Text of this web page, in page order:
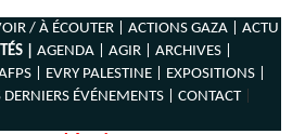
/ À ÉCOUTER | ACTIONS GAZA |
ACTU
| AGENDA | AGIR |
ARCHIVES |
|
EVRY PALESTINE |
EXPOSITIONS |
DERNIERS ÉVÉNEMENTS | CONTACT|